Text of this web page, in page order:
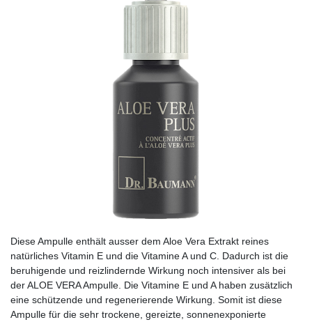
Diese Ampulle enthält ausser dem Aloe Vera Ex­trakt reines
natürliches Vitamin E und die Vitamine A und C. Dadurch ist die
beruhigende und reizlindernde Wirkung noch intensiver als bei
der ALOE VERA Ampulle. Die Vitamine E und A haben zusätzlich
eine schützende und regenerierende Wirkung. Somit ist diese
Ampulle für die sehr trockene, gereizte, sonnenexponierte